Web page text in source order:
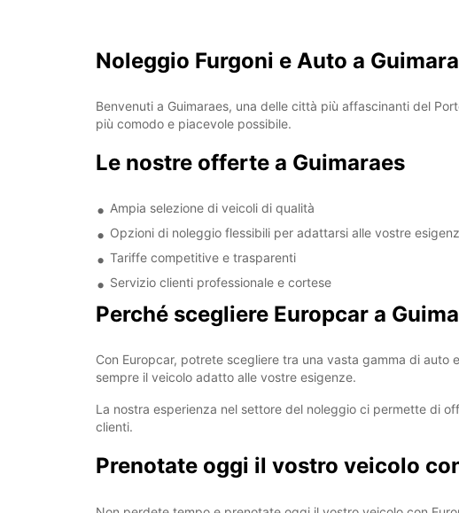
Noleggio Furgoni e Auto a
Benvenuti a Guimaraes, una delle città più affascinanti del
più comodo e piacevole possibile.
Le nostre offerte a Guimaraes
Ampia selezione di veicoli di qualità
Opzioni di noleggio flessibili per adattarsi alle vostre
Tariffe competitive e trasparenti
Servizio clienti professionale e cortese
Perché scegliere Europcar a
Con Europcar, potrete scegliere tra una vasta gamma di
sempre il veicolo adatto alle vostre esigenze.
La nostra esperienza nel settore del noleggio ci permette di
clienti.
Prenotate oggi il vostro veicolo